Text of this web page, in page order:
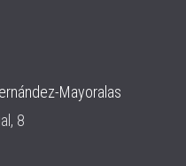
Mayoralas
8